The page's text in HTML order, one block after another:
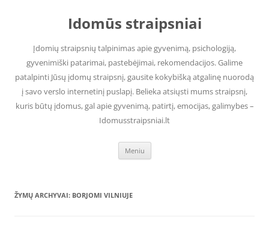
Idomūs straipsniai
Įdomių straipsnių talpinimas apie gyvenimą, psichologiją,
gyvenimiški patarimai, pastebėjimai, rekomendacijos. Galime
patalpinti Jūsų įdomų straipsnį, gausite kokybišką atgalinę nuorodą
į savo verslo internetinį puslapį. Belieka atsiųsti mums straipsnį,
kuris būtų įdomus, gal apie gyvenimą, patirtį, emocijas, galimybes –
Idomusstraipsniai.lt
Meniu
ŽYMŲ ARCHYVAI: BORJOMI VILNIUJE